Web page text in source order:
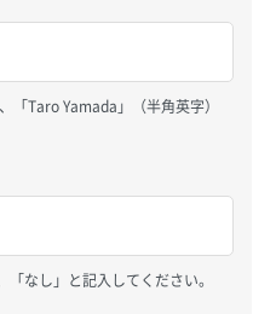
「Taro Yamada」（半角英字）
なし」と記入してください。